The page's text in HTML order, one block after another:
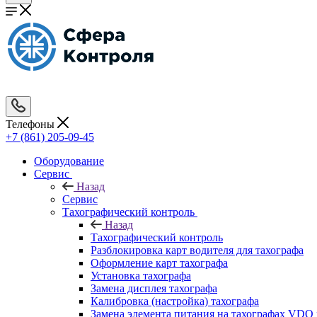
Телефоны
+7 (861) 205-09-45
Оборудование
Сервис
Назад
Сервис
Тахографический контроль
Назад
Тахографический контроль
Разблокировка карт водителя для тахографа
Оформление карт тахографа
Установка тахографа
Замена дисплея тахографа
Калибровка (настройка) тахографа
Замена элемента питания на тахографах